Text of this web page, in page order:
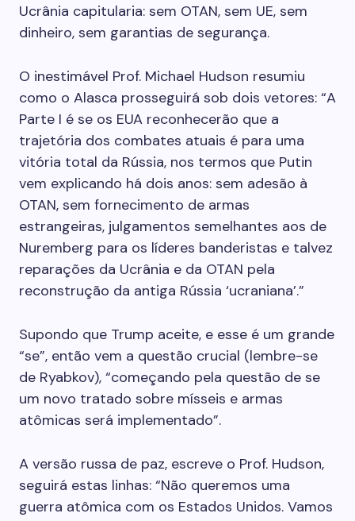
Ucrânia capitularia: sem OTAN, sem UE, sem
dinheiro, sem garantias de segurança.
O inestimável Prof. Michael Hudson resumiu
como o Alasca prosseguirá sob dois vetores: “A
Parte I é se os EUA reconhecerão que a
trajetória dos combates atuais é para uma
vitória total da Rússia, nos termos que Putin
vem explicando há dois anos: sem adesão à
OTAN, sem fornecimento de armas
estrangeiras, julgamentos semelhantes aos de
Nuremberg para os líderes banderistas e talvez
reparações da Ucrânia e da OTAN pela
reconstrução da antiga Rússia ‘ucraniana’.”
Supondo que Trump aceite, e esse é um grande
“se”, então vem a questão crucial (lembre-se
de Ryabkov), “começando pela questão de se
um novo tratado sobre mísseis e armas
atômicas será implementado”.
A versão russa de paz, escreve o Prof. Hudson,
seguirá estas linhas: “Não queremos uma
guerra atômica com os Estados Unidos. Vamos